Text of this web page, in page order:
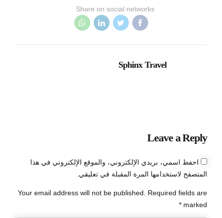
Share on social networks
Sphinx Travel
Leave a Reply
Your email address will not be published. Required fields are
marked *
احفظ اسمي، بريدي الإلكتروني، والموقع الإلكتروني في هذا
المتصفح لاستخدامها المرة المقبلة في تعليقي.